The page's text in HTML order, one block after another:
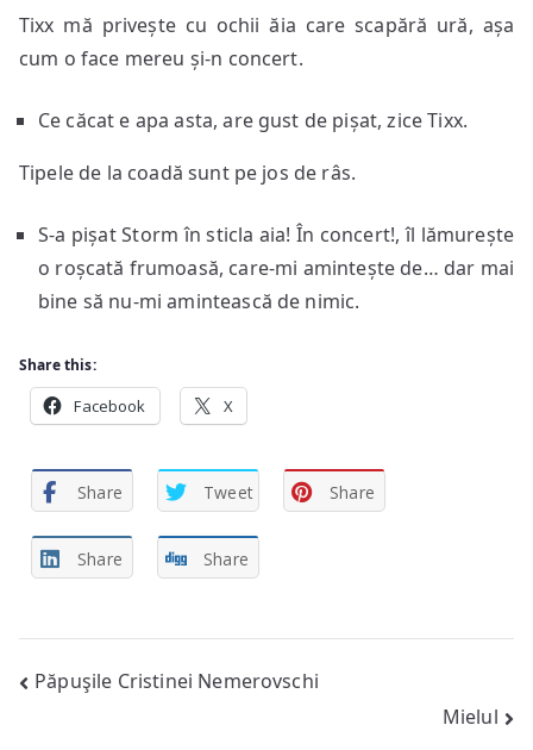
Tixx mă privește cu ochii ăia care scapără ură, așa
cum o face mereu și-n concert.
Ce căcat e apa asta, are gust de pișat, zice Tixx.
Tipele de la coadă sunt pe jos de râs.
S-a pișat Storm în sticla aia! În concert!, îl lămurește
o roșcată frumoasă, care-mi amintește de… dar mai
bine să nu-mi amintească de nimic.
Share this:
Facebook X
Share Tweet Share
Share Share
Post
Păpuşile Cristinei Nemerovschi
Mielul